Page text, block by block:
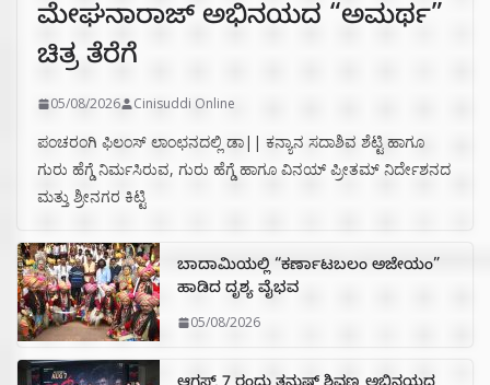
ಮೇಘನಾರಾಜ್ ಅಭಿನಯದ “ಅಮರ್ಥ”
ಚಿತ್ರ ತೆರೆಗೆ
05/08/2026 Cinisuddi Online
ಪಂಚರಂಗಿ ಫಿಲಂಸ್ ಲಾಂಛನದಲ್ಲಿ ಡಾ|| ಕನ್ಯಾನ ಸದಾಶಿವ ಶೆಟ್ಟಿ ಹಾಗೂ
ಗುರು ಹೆಗ್ಡೆ ನಿರ್ಮಸಿರುವ, ಗುರು ಹೆಗ್ಡೆ ಹಾಗೂ ವಿನಯ್ ಪ್ರೀತಮ್ ನಿರ್ದೇಶನದ
ಮತ್ತು ಶ್ರೀನಗರ ಕಿಟ್ಟಿ
ಬಾದಾಮಿಯಲ್ಲಿ “ಕರ್ಣಾಟಬಲಂ ಅಜೇಯಂ”
ಹಾಡಿದ ದೃಶ್ಯ ವೈಭವ
05/08/2026